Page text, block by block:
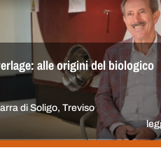
alle origini del biologico
di Soligo, Treviso